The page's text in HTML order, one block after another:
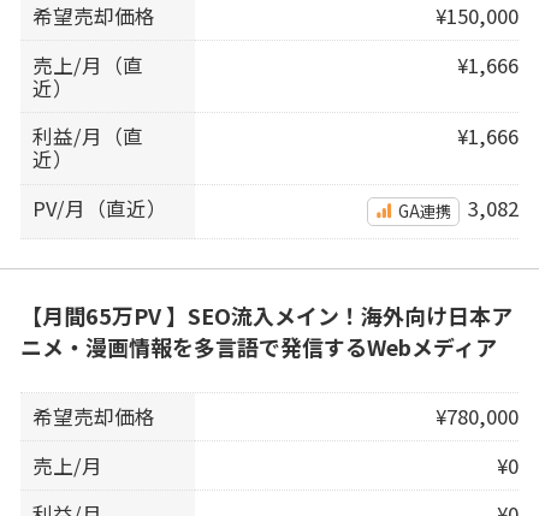
希望売却価格
¥150,000
売上/月（直
近）
¥1,666
利益/月（直
近）
¥1,666
PV/月（直近） GA連携 3,082
【月間65万PV 】SEO流入メイン！海外向け日本ア
ニメ・漫画情報を多言語で発信するWebメディア
希望売却価格
¥780,000
売上/月
¥0